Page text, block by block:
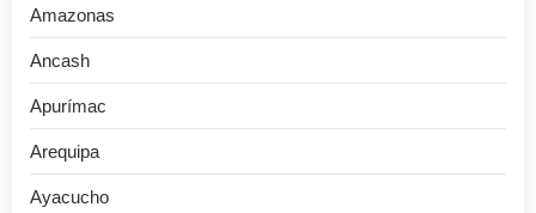
Amazonas
Ancash
Apurímac
Arequipa
Ayacucho